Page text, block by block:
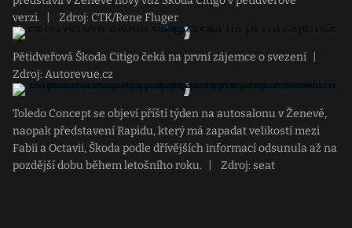
verzi.
Zdroj: CTK/Rene Fluger
Pětidveřová Škoda Citigo čeká na první zájemce o svezení
Zdroj: Autorevue.cz
Toledo Concept se objeví příští týden na autosalonu v Ženevě,
naopak představení Rapidu, který má zapadat velikostí mezi
Fabii a Octavii, Škoda podle dřívějších informací odsunula až na
pozdější dobu během letošního roku.
Zdroj: seat